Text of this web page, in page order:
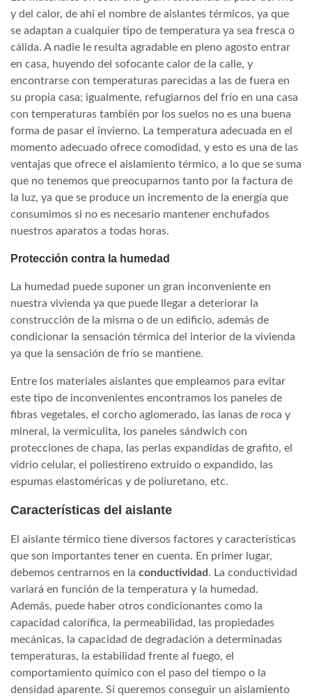
y del calor, de ahí el nombre de aislantes térmicos, ya que
se adaptan a cualquier tipo de temperatura ya sea fresca o
cálida. A nadie le resulta agradable en pleno agosto entrar
en casa, huyendo del sofocante calor de la calle, y
encontrarse con temperaturas parecidas a las de fuera en
su propia casa; igualmente, refugiarnos del frío en una casa
con temperaturas también por los suelos no es una buena
forma de pasar el invierno. La temperatura adecuada en el
momento adecuado ofrece comodidad, y esto es una de las
ventajas que ofrece el aislamiento térmico, a lo que se suma
que no tenemos que preocuparnos tanto por la factura de
la luz, ya que se produce un incremento de la energía que
consumimos si no es necesario mantener enchufados
nuestros aparatos a todas horas.
Protección contra la humedad
La humedad puede suponer un gran inconveniente en
nuestra vivienda ya que puede llegar a deteriorar la
construcción de la misma o de un edificio, además de
condicionar la sensación térmica del interior de la vivienda
ya que la sensación de frío se mantiene.
Entre los materiales aislantes que empleamos para evitar
este tipo de inconvenientes encontramos los paneles de
fibras vegetales, el corcho aglomerado, las lanas de roca y
mineral, la vermiculita, los paneles sándwich con
protecciones de chapa, las perlas expandidas de grafito, el
vidrio celular, el poliestireno extruido o expandido, las
espumas elastoméricas y de poliuretano, etc.
Características del aislante
El aislante térmico tiene diversos factores y características
que son importantes tener en cuenta. En primer lugar,
debemos centrarnos en la conductividad . La conductividad
variará en función de la temperatura y la humedad.
Además, puede haber otros condicionantes como la
capacidad calorífica, la permeabilidad, las propiedades
mecánicas, la capacidad de degradación a determinadas
temperaturas, la estabilidad frente al fuego, el
comportamiento químico con el paso del tiempo o la
densidad aparente. Si queremos conseguir un aislamiento